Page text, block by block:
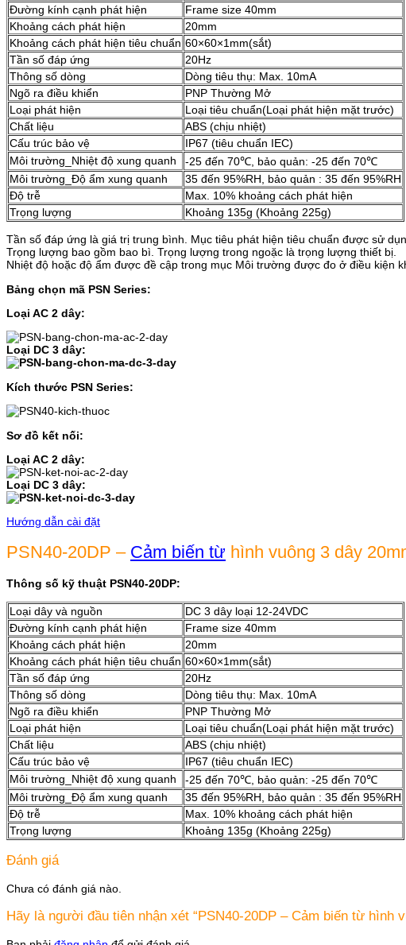
Đường kính cạnh phát hiện
Frame size 40mm
Khoảng cách phát hiện
20mm
Khoảng cách phát hiện tiêu chuẩn 60×60×1mm(sắt)
Tần số đáp ứng
20Hz
Thông số dòng
Dòng tiêu thụ: Max. 10mA
Ngõ ra điều khiển
PNP Thường Mở
Loại phát hiện
Loại tiêu chuẩn(Loại phát hiện mặt trước)
Chất liệu
ABS (chịu nhiệt)
Cấu trúc bảo vệ
IP67 (tiêu chuẩn IEC)
Môi trường_Nhiệt độ xung quanh
-25 đến 70℃, bảo quản: -25 đến 70℃
Môi trường_Độ ẩm xung quanh
35 đến 95%RH, bảo quản : 35 đến 95%RH
Độ trễ
Max. 10% khoảng cách phát hiện
Trọng lượng
Khoảng 135g (Khoảng 225g)
Tần số đáp ứng là giá trị trung bình. Mục tiêu phát hiện tiêu chuẩn được sử
Trọng lượng bao gồm bao bì. Trọng lượng trong ngoặc là trọng lượng thiết bị.
Nhiệt độ hoặc độ ẩm được đề cập trong mục Môi trường được đo ở điều kiện
Bảng chọn mã PSN Series:
Loại AC 2 dây:
Loại DC 3 dây:
Kích thước PSN Series:
Sơ đồ kết nối:
Loại AC 2 dây:
Loại DC 3 dây:
Hướng dẫn cài đặt
PSN40-20DP – Cảm biến từ hình vuông 3 dây
Thông số kỹ thuật PSN40-20DP:
Loại dây và nguồn
DC 3 dây loại 12-24VDC
Đường kính cạnh phát hiện
Frame size 40mm
Khoảng cách phát hiện
20mm
Khoảng cách phát hiện tiêu chuẩn 60×60×1mm(sắt)
Tần số đáp ứng
20Hz
Thông số dòng
Dòng tiêu thụ: Max. 10mA
Ngõ ra điều khiển
PNP Thường Mở
Loại phát hiện
Loại tiêu chuẩn(Loại phát hiện mặt trước)
Chất liệu
ABS (chịu nhiệt)
Cấu trúc bảo vệ
IP67 (tiêu chuẩn IEC)
Môi trường_Nhiệt độ xung quanh
-25 đến 70℃, bảo quản: -25 đến 70℃
Môi trường_Độ ẩm xung quanh
35 đến 95%RH, bảo quản : 35 đến 95%RH
Độ trễ
Max. 10% khoảng cách phát hiện
Trọng lượng
Khoảng 135g (Khoảng 225g)
Đánh giá
Chưa có đánh giá nào.
Hãy là người đầu tiên nhận xét “PSN40-20DP – Cảm biến từ hình